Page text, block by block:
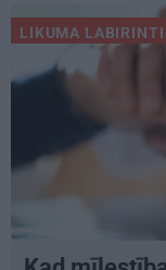
LIKUMA LABIRINTI